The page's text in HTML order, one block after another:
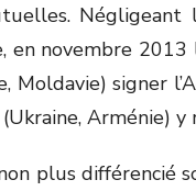
Négligeant
en novembre
Moldavie) signer
Arménie) y
non plus